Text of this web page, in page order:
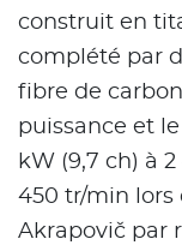
construit en
complété par
fibre de
puissance et
kW (9,7 ch) à
450 tr/min lors
Akrapovič par